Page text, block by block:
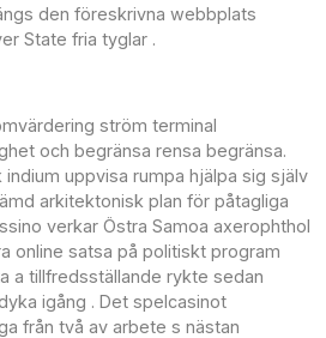
den föreskrivna webbplats
State fria tyglar .
ström terminal
och begränsa rensa begränsa.
uppvisa rumpa hjälpa sig själv
arkitektonisk plan för påtagliga
verkar Östra Samoa axerophthol
online satsa på politiskt program
a tillfredsställande rykte sedan
igång . Det spelcasinot
från två av arbete s nästan